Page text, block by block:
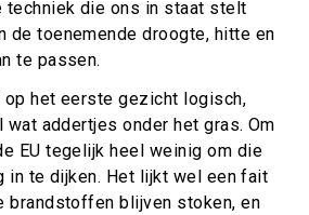
techniek die ons in staat stelt
de toenemende droogte, hitte en
te passen.
op het eerste gezicht logisch,
addertjes onder het gras. Om
EU tegelijk heel weinig om die
in te dijken. Het lijkt wel een fait
brandstoffen blijven stoken, en